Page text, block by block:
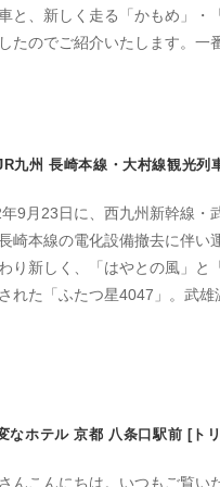
と、新しく走る「かもめ」・
たのでご紹介いたします。一
九州 長崎本線・大村線観光列
9月23日に、西九州新幹線・
崎本線の電化設備撤去に伴い
り新しく、「はやとの風」と
れた「ふたつ星4047」。武雄
なホテル 京都 八条口駅前 [ト
んこんにちは。いつもご覧い